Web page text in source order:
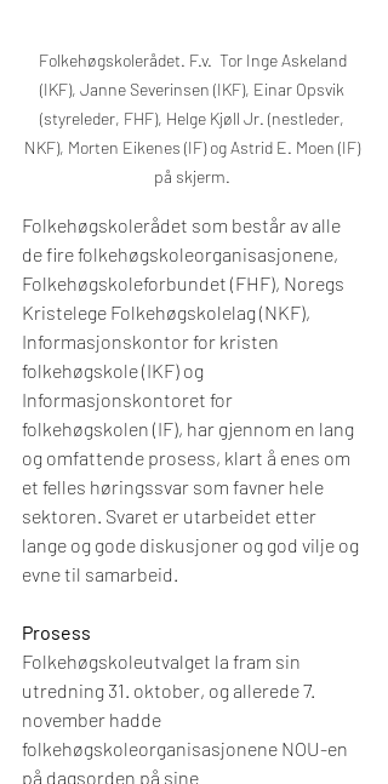
Folkehøgskolerådet. F.v.  Tor Inge Askeland
(IKF), Janne Severinsen (IKF), Einar Opsvik
(styreleder, FHF), Helge Kjøll Jr. (nestleder,
NKF), Morten Eikenes (IF) og Astrid E. Moen (IF)
på skjerm.
Folkehøgskolerådet som består av alle
de fire folkehøgskoleorganisasjonene,
Folkehøgskoleforbundet (FHF), Noregs
Kristelege Folkehøgskolelag (NKF),
Informasjonskontor for kristen
folkehøgskole (IKF) og
Informasjonskontoret for
folkehøgskolen (IF), har gjennom en lang
og omfattende prosess, klart å enes om
et felles høringssvar som favner hele
sektoren. Svaret er utarbeidet etter
lange og gode diskusjoner og god vilje og
evne til samarbeid.
Prosess
Folkehøgskoleutvalget la fram sin
utredning 31. oktober, og allerede 7.
november hadde
folkehøgskoleorganisasjonene NOU-en
på dagsorden på sine